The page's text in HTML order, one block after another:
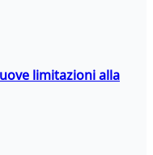
limitazioni alla